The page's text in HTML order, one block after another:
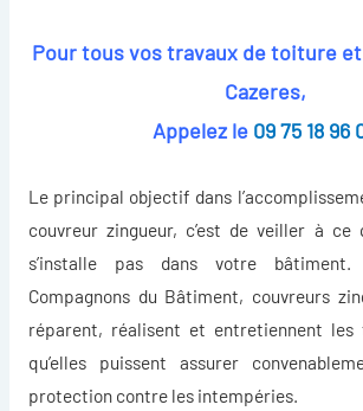
Pour tous vos travaux de toiture
Cazeres,
Appelez le 09 75 18 96
Le principal objectif dans
couvreur zingueur, c’est de veiller à ce
s’installe pas dans votre
Compagnons du Bâtiment, couvreurs
réparent, réalisent et entretiennent
qu’elles puissent assurer
protection contre les intempéries.